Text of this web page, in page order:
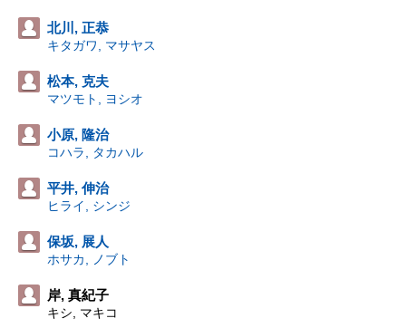
北川, 正恭
キタガワ, マサヤス
松本, 克夫
マツモト, ヨシオ
小原, 隆治
コハラ, タカハル
平井, 伸治
ヒライ, シンジ
保坂, 展人
ホサカ, ノブト
岸, 真紀子
キシ, マキコ